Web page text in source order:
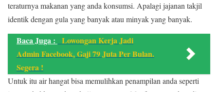
teraturnya makanan yang anda konsumsi. Apalagi jajanan takjil
identik dengan gula yang banyak atau minyak yang banyak.
Baca Juga :
Lowongan Kerja Jadi
Admin Facebook, Gaji 79 Juta Per Bulan.
Segera !
Untuk itu air hangat bisa memulihkan penampilan anda seperti